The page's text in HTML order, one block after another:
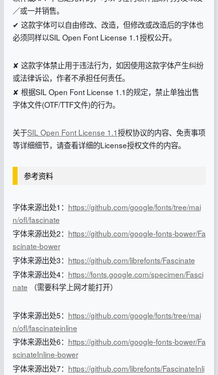
／或一并销售。
✔ 这款字体可以自由修改、改造，但修改或改造后的字体也
必须同样以SIL Open Font License 1.1授权公开。
✘ 这款字体禁止用于违法行为，如因使用这款字体产生纠纷
或法律诉讼，作者不承担任何责任。
✘ 根据SIL Open Font License 1.1的规定，禁止单独出售
字体文件(OTF/TTF文件)的行为。
关于SIL Open Font License 1.1授权协议的内容、免责事项
等详细细节，请查看详细的License授权文件的内容。
参考资料
字体来源出处1： https://github.com/google/fonts/tree/mai
n/ofl/fascinate
字体来源出处2： https://github.com/google-fonts-bower/Fa
scinate-bower
字体来源出处3： https://github.com/librefonts/Fascinate
字体来源出处4： https://fonts.google.com/specimen/Fasci
nate （需要科学上网才能打开）
字体来源出处5： https://github.com/google/fonts/tree/mai
n/ofl/fascinateinline
字体来源出处6： https://github.com/google-fonts-bower/Fa
scinateInline-bower
字体来源出处7： https://github.com/librefonts/FascinateInli